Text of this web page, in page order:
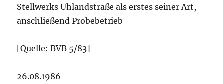
Stellwerks Uhlandstraße als erstes seiner Art,
anschließend Probebetrieb
[Quelle: BVB 5/83]
26.08.1986